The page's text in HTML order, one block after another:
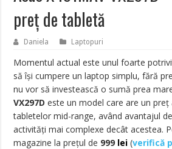
preț de tabletă
Daniela Laptopuri
Momentul actual este unul foarte
să își cumpere un laptop simplu, fără
nu vor să investească o sumă prea
VX297D este un model care are un
tabletelor mid-range, având avantajul
activități mai complexe decât acestea.
magazine la prețul de 999 lei (verifică